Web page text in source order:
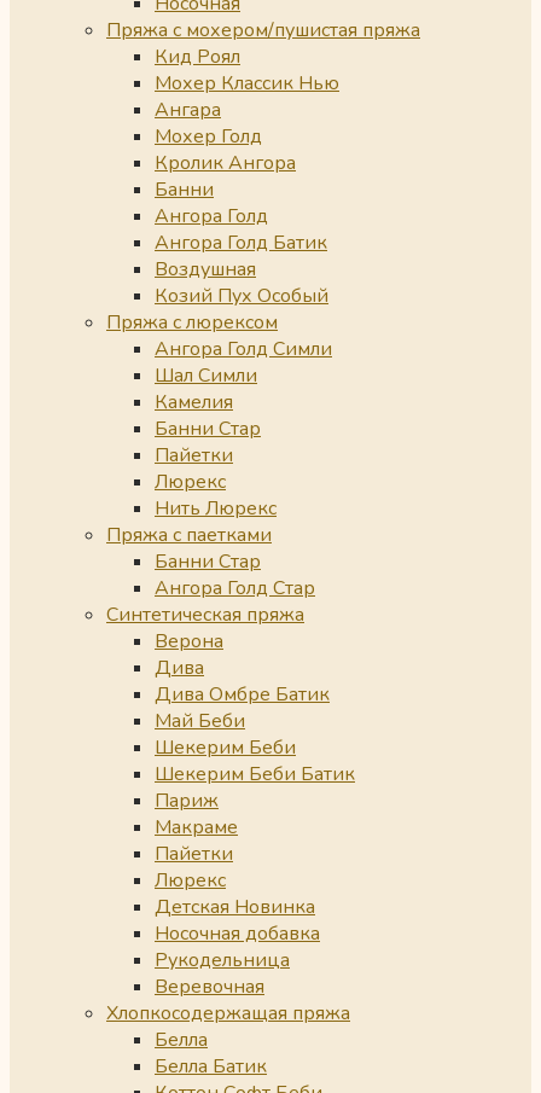
Пряжа с мохером/пушистая пряжа
Кид Роял
Мохер Классик Нью
Ангара
Мохер Голд
Кролик Ангора
Банни
Ангора Голд
Ангора Голд Батик
Воздушная
Козий Пух Особый
Пряжа с люрексом
Ангора Голд Симли
Шал Симли
Камелия
Банни Стар
Пайетки
Люрекс
Нить Люрекс
Пряжа с паетками
Банни Стар
Ангора Голд Стар
Синтетическая пряжа
Верона
Дива
Дива Омбре Батик
Май Беби
Шекерим Беби
Шекерим Беби Батик
Париж
Макраме
Пайетки
Люрекс
Детская Новинка
Носочная добавка
Рукодельница
Веревочная
Хлопкосодержащая пряжа
Белла
Белла Батик